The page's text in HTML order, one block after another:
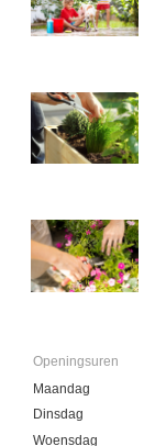
Openingsuren
Maandag
Dinsdag
Woensdag